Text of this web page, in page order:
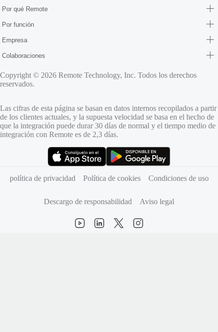
Por qué Remote
Por función
Empresa
Colaboraciones
Copyright © 2026 Remote Technology, Inc. Todos los derechos
reservados.
Las cifras de esta página se basan en datos internos recopilados a partir
de los clientes actuales, y la supuesta velocidad se basa en el hecho de
que la integración puede durar 30 días de normal y el tiempo medio de
integración con Remote es de 2,3 días.
política de privacidad
Política de cookies Condiciones de uso
Descargo de responsabilidad Aviso legal